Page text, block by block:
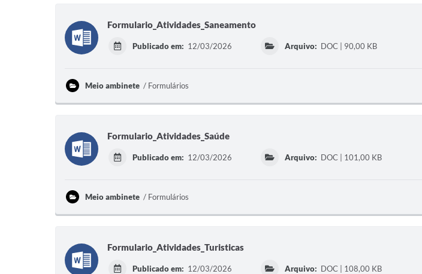
Formulario_Atividades_Saneamento
Publicado em: 12/03/2026 Arquivo: DOC | 90,00 KB
Meio ambinete Formulários
Formulario_Atividades_Saúde
Publicado em: 12/03/2026 Arquivo: DOC | 101,00 KB
Meio ambinete Formulários
Formulario_Atividades_Turisticas
Publicado em: 12/03/2026 Arquivo: DOC | 108,00 KB